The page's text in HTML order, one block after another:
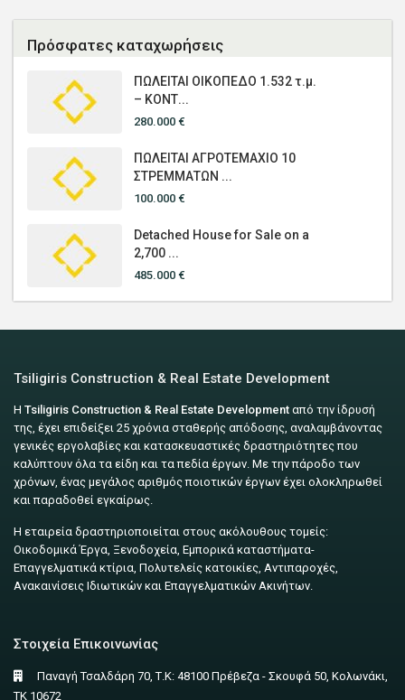
Πρόσφατες καταχωρήσεις
ΠΩΛΕΙΤΑΙ ΟΙΚΟΠΕΔΟ 1.532 τ.μ.
– ΚΟΝΤ...
280.000 €
ΠΩΛΕΙΤΑΙ ΑΓΡΟΤΕΜΑΧΙΟ 10
ΣΤΡΕΜΜΑΤΩΝ ...
100.000 €
Detached House for Sale on a
2,700 ...
485.000 €
Tsiligiris Construction & Real Estate Development
ΗTsiligiris Construction & Real Estate Development από την ίδρυσή
της, έχει επιδείξει 25 χρόνια σταθερής απόδοσης, αναλαμβάνοντας
γενικές εργολαβίες και κατασκευαστικές δραστηριότητες που
καλύπτουν όλα τα είδη και τα πεδία έργων. Με την πάροδο των
χρόνων, ένας μεγάλος αριθμός ποιοτικών έργων έχει ολοκληρωθεί
και παραδοθεί εγκαίρως.
Η εταιρεία δραστηριοποιείται στους ακόλουθους τομείς:
Οικοδομικά Έργα, Ξενοδοχεία, Εμπορικά καταστήματα-
Επαγγελματικά κτίρια, Πολυτελείς κατοικίες, Αντιπαροχές,
Ανακαινίσεις Ιδιωτικών και Επαγγελματικών Ακινήτων.
Στοιχεία Επικοινωνίας
Παναγή Τσαλδάρη 70, Τ.Κ: 48100 Πρέβεζα - Σκουφά 50, Κολωνάκι,
ΤΚ 10672